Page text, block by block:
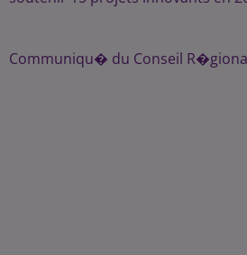
Communiqu� du Conseil